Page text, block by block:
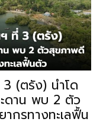
(ตรัง) นำโด
ะดาน พบ 2 ตัว
รทางทะเลฟื้น